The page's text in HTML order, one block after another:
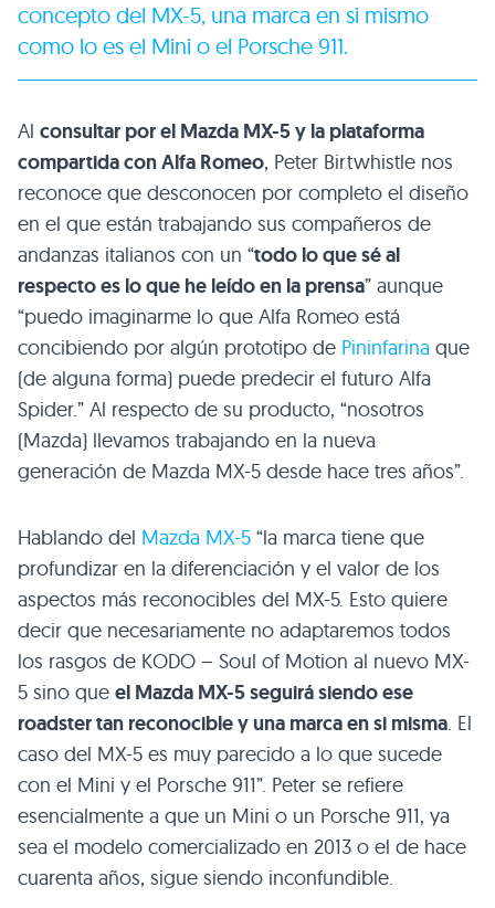
concepto del MX-5, una marca en si mismo
como lo es el Mini o el Porsche 911.
Al consultar por el Mazda MX-5 y la plataforma
compartida con Alfa Romeo, Peter Birtwhistle nos
reconoce que desconocen por completo el diseño
en el que están trabajando sus compañeros de
andanzas italianos con un “todo lo que sé al
respecto es lo que he leído en la prensa” aunque
“puedo imaginarme lo que Alfa Romeo está
concibiendo por algún prototipo de Pininfarina que
(de alguna forma) puede predecir el futuro Alfa
Spider.” Al respecto de su producto, “nosotros
(Mazda) llevamos trabajando en la nueva
generación de Mazda MX-5 desde hace tres años”.
Hablando del Mazda MX-5 “la marca tiene que
profundizar en la diferenciación y el valor de los
aspectos más reconocibles del MX-5. Esto quiere
decir que necesariamente no adaptaremos todos
los rasgos de KODO – Soul of Motion al nuevo MX-
5 sino que el Mazda MX-5 seguirá siendo ese
roadster tan reconocible y una marca en si misma. El
caso del MX-5 es muy parecido a lo que sucede
con el Mini y el Porsche 911”. Peter se refiere
esencialmente a que un Mini o un Porsche 911, ya
sea el modelo comercializado en 2013 o el de hace
cuarenta años, sigue siendo inconfundible.